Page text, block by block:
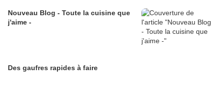
Nouveau Blog - Toute la cuisine que
j'aime -
Des gaufres rapides à faire